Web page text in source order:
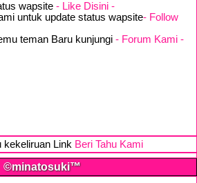
wapsite - Like Disini -
untuk update status wapsite- Follow
teman Baru kunjungi - Forum Kami -
kekeliruan Link Beri Tahu Kami
©minatosuki™